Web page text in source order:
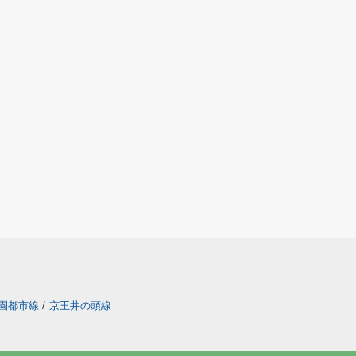
都市線 / 京王井の頭線